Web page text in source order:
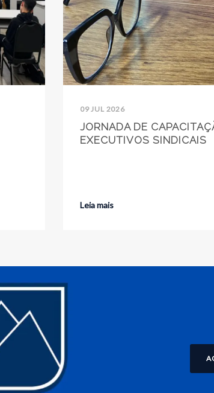
09 JUL 2026
JORNADA DE
EXECUTIVOS SINDICAIS
Leia mais